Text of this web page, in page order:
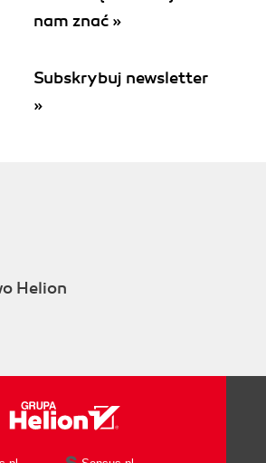
nam znać »
Subskrybuj newsletter
»
Helion